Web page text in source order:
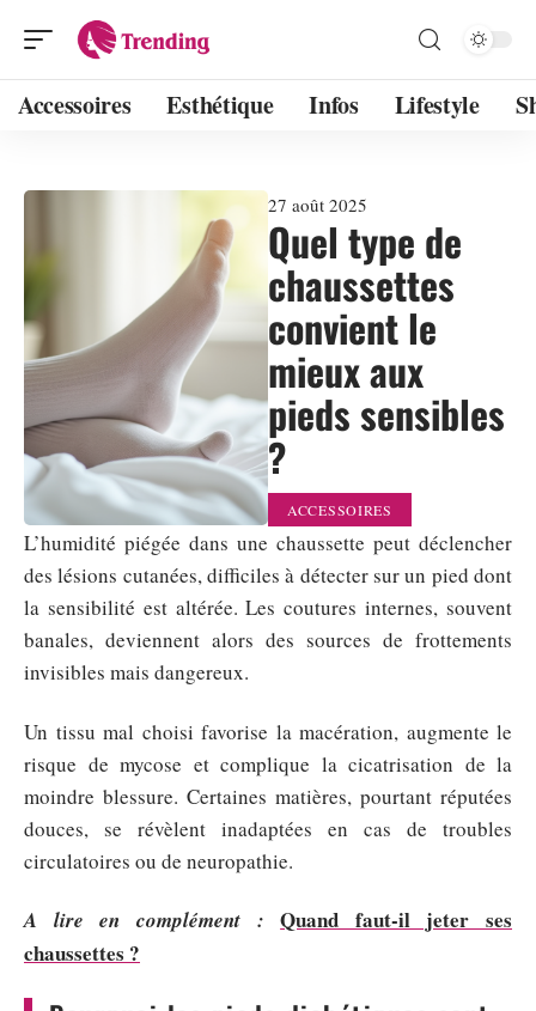
Accessoires Esthétique Infos Lifestyle
27 août 2025
Quel type de
chaussettes
convient le
mieux aux
pieds sensibles
?
ACCESSOIRES
L’humidité piégée dans une chaussette peut déclencher
des lésions cutanées, difficiles à détecter sur un pied dont
la sensibilité est altérée. Les coutures internes, souvent
banales, deviennent alors des sources de frottements
invisibles mais dangereux.
Un tissu mal choisi favorise la macération, augmente le
risque de mycose et complique la cicatrisation de la
moindre blessure. Certaines matières, pourtant réputées
douces, se révèlent inadaptées en cas de troubles
circulatoires ou de neuropathie.
A lire en complément : Quand faut-il jeter ses
chaussettes ?